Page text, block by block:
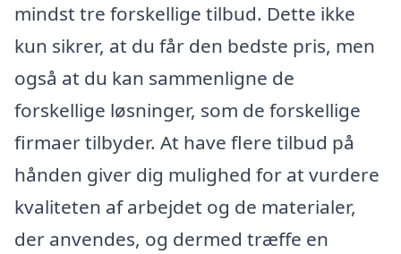
mindst tre forskellige tilbud. Dette ikke
kun sikrer, at du får den bedste pris, men
også at du kan sammenligne de
forskellige løsninger, som de forskellige
firmaer tilbyder. At have flere tilbud på
hånden giver dig mulighed for at vurdere
kvaliteten af arbejdet og de materialer,
der anvendes, og dermed træffe en